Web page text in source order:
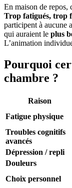
En maison de repos,
Trop fatigués, trop
participent à aucune
qui auraient le plus
L’animation
Pourquoi
chambre ?
Raison
Fatigue physique
Troubles cognitifs
avancés
Dépression / repli
Douleurs
Choix personnel